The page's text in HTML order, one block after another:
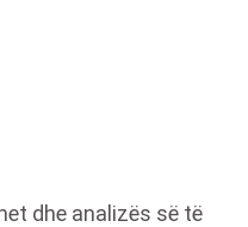
dhe analizës së të